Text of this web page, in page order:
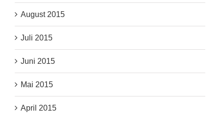
August 2015
Juli 2015
Juni 2015
Mai 2015
April 2015